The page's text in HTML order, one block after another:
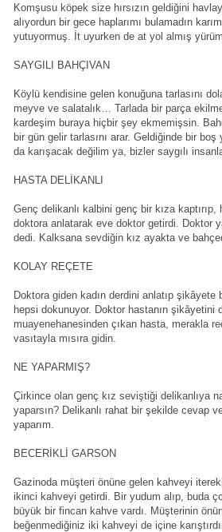
Komşusu köpek size hırsızın geldiğini
alıyordun bir gece haplarımı bulamadın
yutuyormuş. İt uyurken de at yol almış
SAYGILI BAHÇIVAN
Köylü kendisine gelen konuğuna tarlasını
meyve ve salatalık… Tarlada bir parça
kardeşim buraya hiçbir şey ekmemişsin.
bir gün gelir tarlasını arar. Geldiğinde bir
da karışacak değilim ya, bizler saygılı
HASTA DELİKANLI
Genç delikanlı kalbini genç bir kıza
doktora anlatarak eve doktor getirdi. Doktor
dedi. Kalksana sevdiğin kız ayakta ve
KOLAY REÇETE
Doktora giden kadın derdini anlatıp
hepsi dokunuyor. Doktor hastanın
muayenehanesinden çıkan hasta, merakla
vasıtayla mısıra gidin.
NE YAPARMIŞ?
Çirkince olan genç kız seviştiği delikanlıya
yaparsın? Delikanlı rahat bir şekilde cevap
yaparım.
BECERİKLİ GARSON
Gazinoda müşteri önüne gelen kahveyi
ikinci kahveyi getirdi. Bir yudum alıp, buda
büyük bir fincan kahve vardı. Müşterinin
beğenmediğiniz iki kahveyi de içine